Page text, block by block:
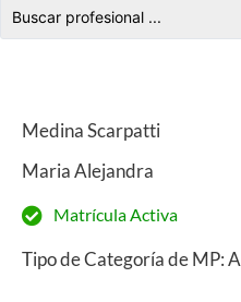
Medina Scarpatti
Maria Alejandra
Matrícula Activa
Tipo de Categoría de MP: A